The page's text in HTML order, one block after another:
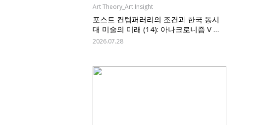
Art Theory_Art Insight
포스트 컨템퍼러리의 조건과 한국 동시
대 미술의 미래 (14): 아나크로니즘 V —
한국 미술은 무엇을 남기고 무엇을 바꿀
2026.07.28